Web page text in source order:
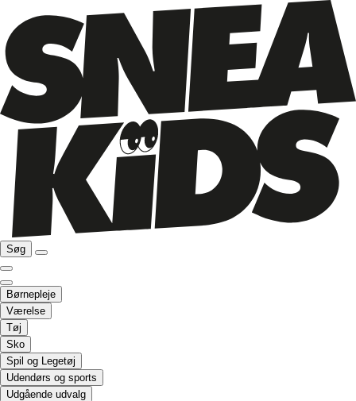
Søg
Børnepleje
Værelse
Tøj
Sko
Spil og Legetøj
Udendørs og sports
Udgående udvalg